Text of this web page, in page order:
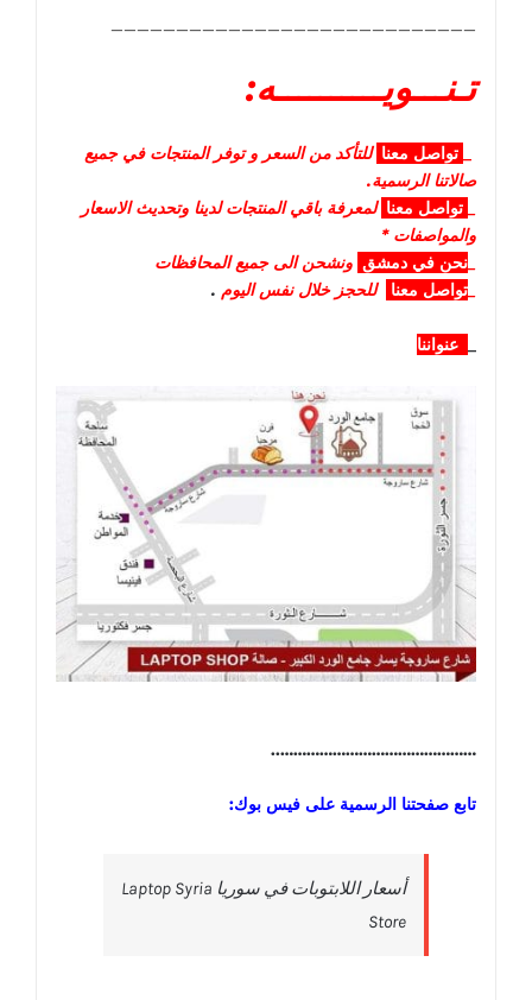
____________________________
تـنـــويــــــــــه:
تواصل معنا للتأكد من السعر و توفر المنتجات في جميع
صالاتنا الرسمية.
تواصل معنا لمعرفة باقي المنتجات لدينا وتحديث الاسعار
والمواصفات *
نحن في دمشق ونشحن الى جميع المحافظات
تواصل معنا للحجز خلال نفس اليوم .
عنواننا
………………………………………..
تابع صفحتنا الرسمية على فيس بوك:
‎أسعار اللابتوبات في سوريا Laptop Syria
Store‎